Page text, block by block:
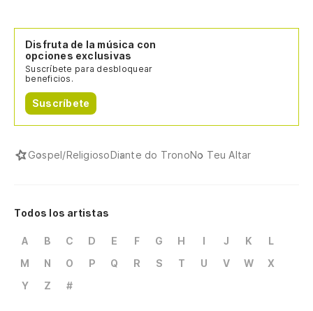
Disfruta de la música con
opciones exclusivas
Suscríbete para desbloquear
beneficios.
Suscríbete
Gospel/ReligiosoDiante do TronoNo Teu Altar
Todos los artistas
A B C D E F G H I J K
L
M
N O P Q R S T U V W
X
Y
Z #